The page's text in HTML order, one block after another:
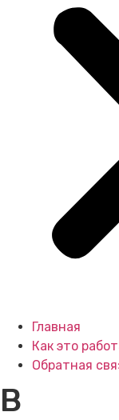
Главная
Как это
Обратная
В